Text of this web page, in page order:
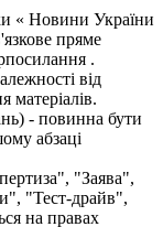
« Новини України
пряме
.
від
матеріалів.
- повинна бути
абзаці
"Заява",
"Тест-драйв",
на правах